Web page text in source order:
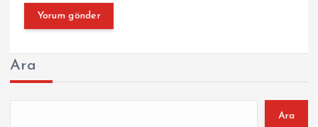
Ara
Ara